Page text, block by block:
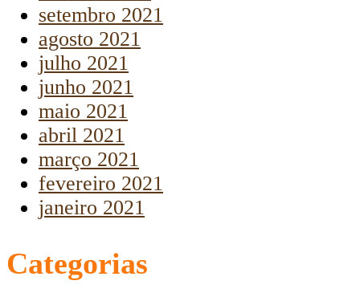
setembro 2021
agosto 2021
julho 2021
junho 2021
maio 2021
abril 2021
março 2021
fevereiro 2021
janeiro 2021
Categorias